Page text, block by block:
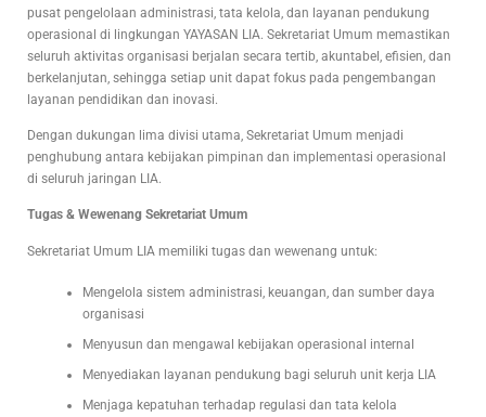
pusat pengelolaan administrasi, tata kelola, dan layanan pendukung
operasional di lingkungan YAYASAN LIA. Sekretariat Umum memastikan
seluruh aktivitas organisasi berjalan secara tertib, akuntabel, efisien, dan
berkelanjutan, sehingga setiap unit dapat fokus pada pengembangan
layanan pendidikan dan inovasi.
Dengan dukungan lima divisi utama, Sekretariat Umum menjadi
penghubung antara kebijakan pimpinan dan implementasi operasional
di seluruh jaringan LIA.
Tugas & Wewenang Sekretariat Umum
Sekretariat Umum LIA memiliki tugas dan wewenang untuk:
Mengelola sistem administrasi, keuangan, dan sumber daya
organisasi
Menyusun dan mengawal kebijakan operasional internal
Menyediakan layanan pendukung bagi seluruh unit kerja LIA
Menjaga kepatuhan terhadap regulasi dan tata kelola